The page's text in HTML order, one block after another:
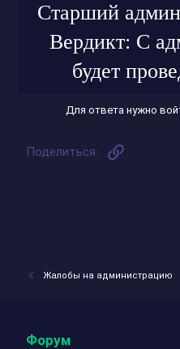
Старший
Вердикт: С
будет
Для ответа нужно
Поделиться:
Жалобы на администрацию
Форум